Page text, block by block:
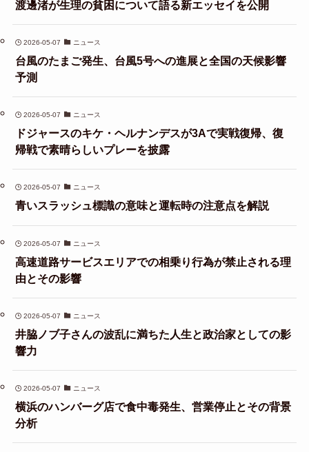
渡邊渚が生理の貧困について語る新エッセイを公開
2026-05-07 ニュース
台風のたまご発生、台風5号への進展と全国の天候影響
予測
2026-05-07 ニュース
ドジャースのキケ・ヘルナンデスが3Aで実戦復帰、復
帰戦で素晴らしいプレーを披露
2026-05-07 ニュース
青いスラッシュ標識の意味と運転時の注意点を解説
2026-05-07 ニュース
高速道路サービスエリアでの相乗り行為が禁止される理
由とその影響
2026-05-07 ニュース
井脇ノブ子さんの波乱に満ちた人生と政治家としての影
響力
2026-05-07 ニュース
横浜のハンバーグ店で食中毒発生、営業停止とその背景
分析